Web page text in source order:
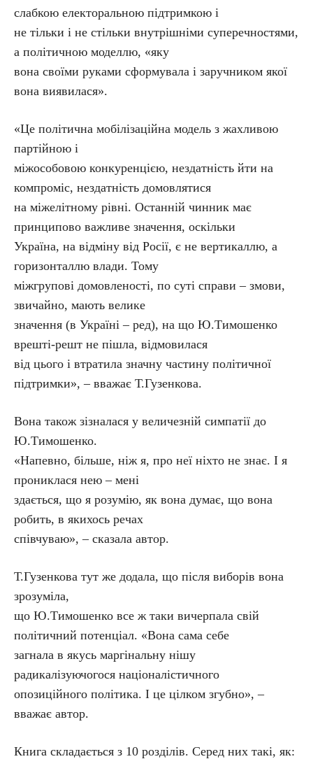
слабкою електоральною підтримкою і
не тільки і не стільки внутрішніми суперечностями,
а політичною моделлю, «яку
вона своїми руками сформувала і заручником якої
вона виявилася».
«Це політична мобілізаційна модель з жахливою
партійною і
міжособовою конкуренцією, нездатність йти на
компроміс, нездатність домовлятися
на міжелітному рівні. Останній чинник має
принципово важливе значення, оскільки
Україна, на відміну від Росії, є не вертикаллю, а
горизонталлю влади. Тому
міжгрупові домовленості, по суті справи – змови,
звичайно, мають велике
значення (в Україні – ред), на що Ю.Тимошенко
врешті-решт не пішла, відмовилася
від цього і втратила значну частину політичної
підтримки», – вважає Т.Гузенкова.
Вона також зізналася у величезній симпатії до
Ю.Тимошенко.
«Напевно, більше, ніж я, про неї ніхто не знає. І я
прониклася нею – мені
здається, що я розумію, як вона думає, що вона
робить, в якихось речах
співчуваю», – сказала автор.
Т.Гузенкова тут же додала, що після виборів вона
зрозуміла,
що Ю.Тимошенко все ж таки вичерпала свій
політичний потенціал. «Вона сама себе
загнала в якусь маргінальну нішу
радикалізуючогося націоналістичного
опозиційного політика. І це цілком згубно», –
вважає автор.
Книга складається з 10 розділів. Серед них такі, як: